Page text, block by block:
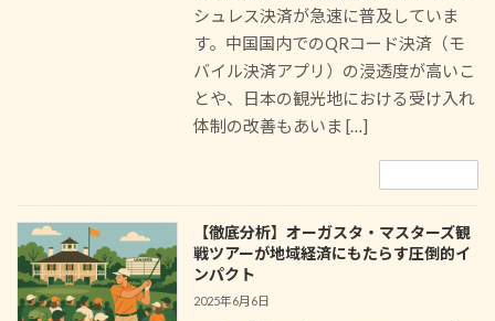
シュレス決済が急速に普及していま
す。中国国内でのQRコード決済（モ
バイル決済アプリ）の浸透度が高いこ
とや、日本の観光地における受け入れ
体制の改善もあいま […]
【徹底分析】オーガスタ・マスターズ観
戦ツアーが地域経済にもたらす圧倒的イ
ンパクト
2025年6月6日